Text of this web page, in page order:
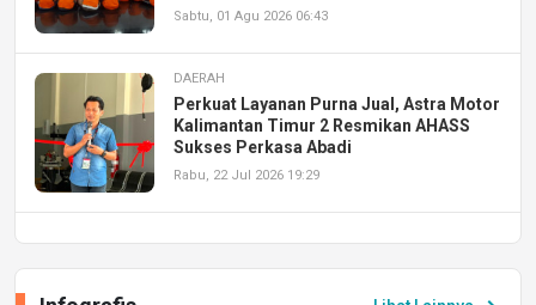
Sabtu, 01 Agu 2026 06:43
DAERAH
Perkuat Layanan Purna Jual, Astra Motor
Kalimantan Timur 2 Resmikan AHASS
Sukses Perkasa Abadi
Rabu, 22 Jul 2026 19:29